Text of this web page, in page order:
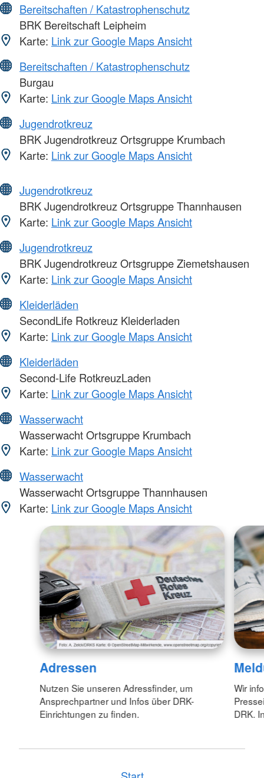
Bereitschaften / Katastrophenschutz
BRK Bereitschaft Leipheim
Karte: Link zur Google Maps Ansicht
Bereitschaften / Katastrophenschutz
Burgau
Karte: Link zur Google Maps Ansicht
Jugendrotkreuz
BRK Jugendrotkreuz Ortsgruppe Krumbach
Karte: Link zur Google Maps Ansicht
Jugendrotkreuz
BRK Jugendrotkreuz Ortsgruppe Thannhausen
Karte: Link zur Google Maps Ansicht
Jugendrotkreuz
BRK Jugendrotkreuz Ortsgruppe Ziemetshausen
Karte: Link zur Google Maps Ansicht
Kleiderläden
SecondLife Rotkreuz Kleiderladen
Karte: Link zur Google Maps Ansicht
Kleiderläden
Second-Life RotkreuzLaden
Karte: Link zur Google Maps Ansicht
Wasserwacht
Wasserwacht Ortsgruppe Krumbach
Karte: Link zur Google Maps Ansicht
Wasserwacht
Wasserwacht Ortsgruppe Thannhausen
Karte: Link zur Google Maps Ansicht
Adressen
Nutzen Sie unseren Adressfinder, um
Ansprechpartner und Infos über DRK-
Einrichtungen zu finden.
Wir
DRK.